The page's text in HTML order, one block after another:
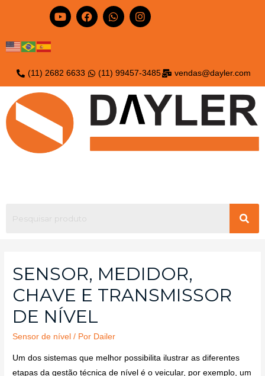
(11) 2682 6633 (11) 99457-3485 vendas@dayler.com
SENSOR, MEDIDOR,
CHAVE E TRANSMISSOR
DE NÍVEL
Sensor de nível / Por Dailer
Um dos sistemas que melhor possibilita ilustrar as diferentes
etapas da gestão técnica de nível é o veicular, por exemplo, um